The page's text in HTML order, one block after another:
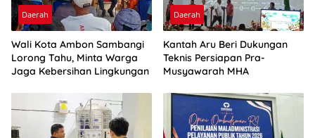
Daerah
Wali Kota Ambon Sambangi
Lorong Tahu, Minta Warga
Jaga Kebersihan Lingkungan
Daerah
Kantah Aru Beri Dukungan
Teknis Persiapan Pra-
Musyawarah MHA